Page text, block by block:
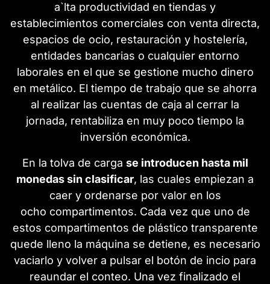
a`lta productividad en tiendas y
establecimientos comerciales con venta directa,
espacios de ocio, restauración y hostelería,
entidades bancarias o cualquier entorno
laborales en el que se gestione mucho dinero
en metálico. El tiempo de trabajo que se ahorra
al realizar las cuentas de caja al cerrar la
jornada, rentabiliza en muy poco tiempo la
inversión económica.
En la tolva de carga se introducen hasta mil
monedas sin clasificar, las cuales empiezan a
caer y ordenarse por valor en los
ocho compartimentos. Cada vez que uno de
estos compartimentos de plástico transparente
quede lleno la máquina se detiene, es necesario
vaciarlo y volver a pulsar el botón de incio para
reaundar el conteo. Una vez finalizado el